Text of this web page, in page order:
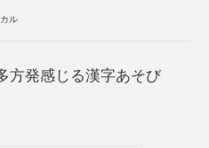
ル
方発感じる漢字あそび